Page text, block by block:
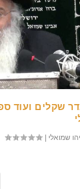
שקלים ועוד
שמואלי |